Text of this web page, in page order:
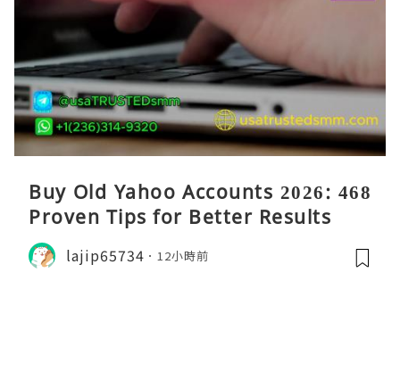
Buy Old Yahoo Accounts 2026: 468
Proven Tips for Better Results
lajip65734 12小時前